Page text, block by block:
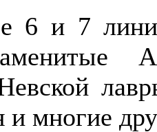
6 и 7
и многие